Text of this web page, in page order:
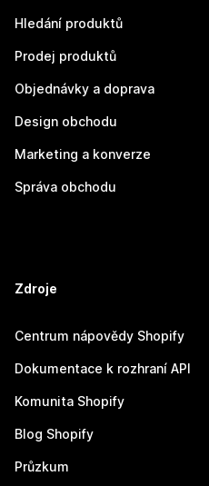
Hledání produktů
Prodej produktů
Objednávky a doprava
Design obchodu
Marketing a konverze
Správa obchodu
Zdroje
Centrum nápovědy Shopify
Dokumentace k rozhraní API
Komunita Shopify
Blog Shopify
Průzkum